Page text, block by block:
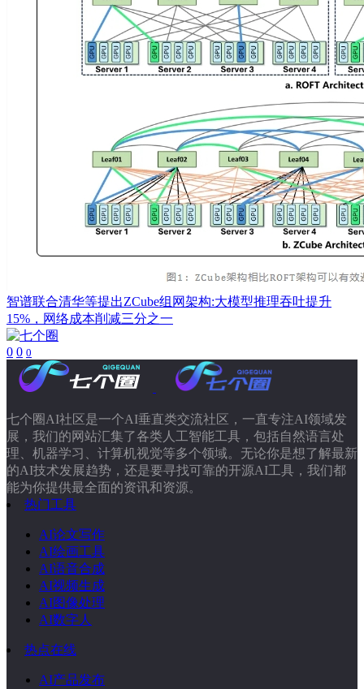
智谱联合清华等提出ZCube组网架构:大模型推理吞吐提升
15%，网络成本削减三分之一
0 0 0
七个圈AI社区是一个AI垂直类交流社区，一直专注AI领域发
展，我们的网站汇集了各类人工智能工具，包括自然语言处
理、机器学习、计算机视觉等多个领域。无论你是想了解最新
的AI技术发展趋势，还是要寻找可靠的开源AI工具，我们都
能为你提供最全面的资讯和资源。
热门工具
AI论文写作
AI绘画工具
AI语音合成
AI视频生成
AI图像处理
AI数字人
热点在线
AI产品发布